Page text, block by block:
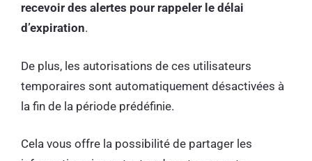
recevoir des alertes pour rappeler le délai
d’expiration.
De plus, les autorisations de ces utilisateurs
temporaires sont automatiquement désactivées à
la fin de la période prédéfinie.
Cela vous offre la possibilité de partager les